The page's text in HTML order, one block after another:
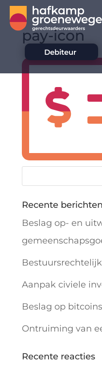
Debiteur
pay-icon
Recente berichten
Beslag op- en
Aanpak civiele
Beslag op bitcoins
Ontruiming van
Recente reacties